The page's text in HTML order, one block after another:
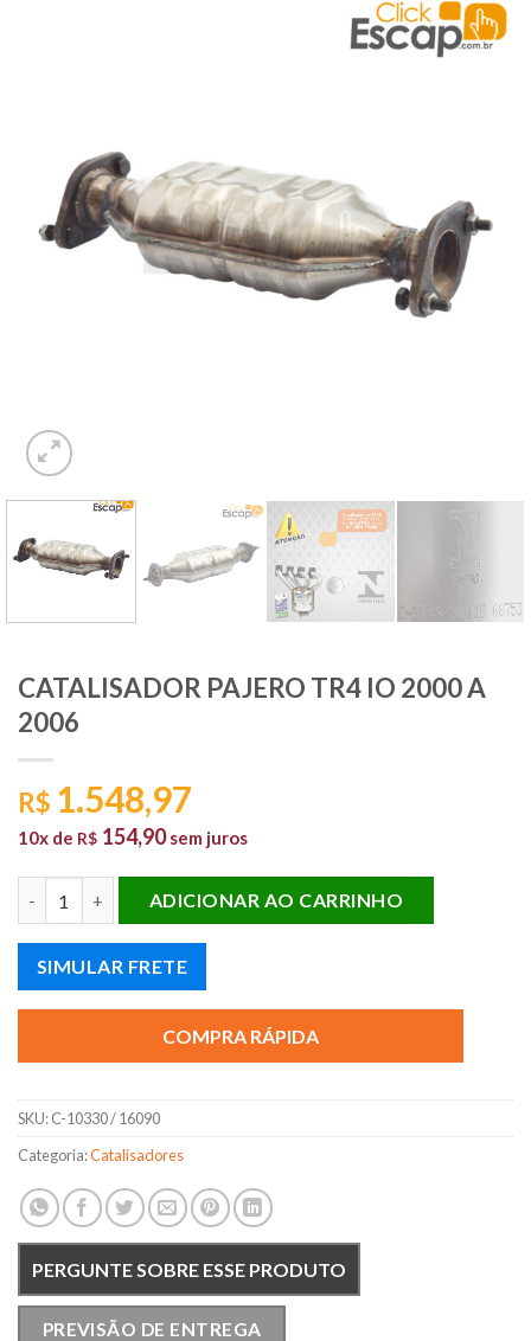
CATALISADOR PAJERO TR4 IO 2000 A
2006
R$ 1.548,97
10x de R$ 154,90 sem juros
ADICIONAR AO CARRINHO
SIMULAR FRETE
COMPRA RÁPIDA
SKU:C-10330 / 16090
Categoria:Catalisadores
PERGUNTE SOBRE ESSE PRODUTO
PREVISÃO DE ENTREGA